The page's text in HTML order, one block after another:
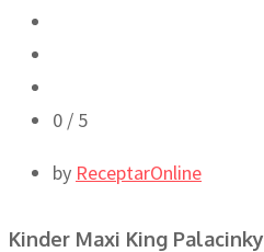
0 / 5
by ReceptarOnline
Kinder Maxi King Palacinky